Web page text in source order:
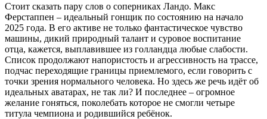
Стоит сказать пару слов о соперниках Ландо. Макс
Ферстаппен – идеальный гонщик по состоянию на начало
2025 года. В его активе не только фантастическое чувство
машины, дикий природный талант и суровое воспитание
отца, кажется, выплавившее из голландца любые слабости.
Список продолжают напористость и агрессивность на трассе,
подчас переходящие границы приемлемого, если говорить с
точки зрения нормального человека. Но здесь же речь идёт об
идеальных аватарах, не так ли? И последнее – огромное
желание гоняться, поколебать которое не смогли четыре
титула чемпиона и родившийся ребёнок.